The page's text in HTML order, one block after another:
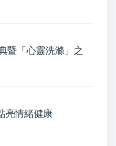
暨「心靈洗滌」之
亮情緒健康